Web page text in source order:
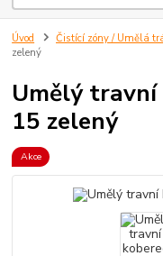
Úvod Čistící zóny / Umělá
zelený
Umělý travní
15 zelený
Akce